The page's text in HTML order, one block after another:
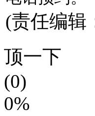
(责任编辑
顶一下
(0)
0%